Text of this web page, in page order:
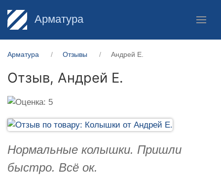
Арматура
Арматура Отзывы Андрей Е.
Отзыв, Андрей Е.
Нормальные колышки. Пришли
быстро. Всё ок.